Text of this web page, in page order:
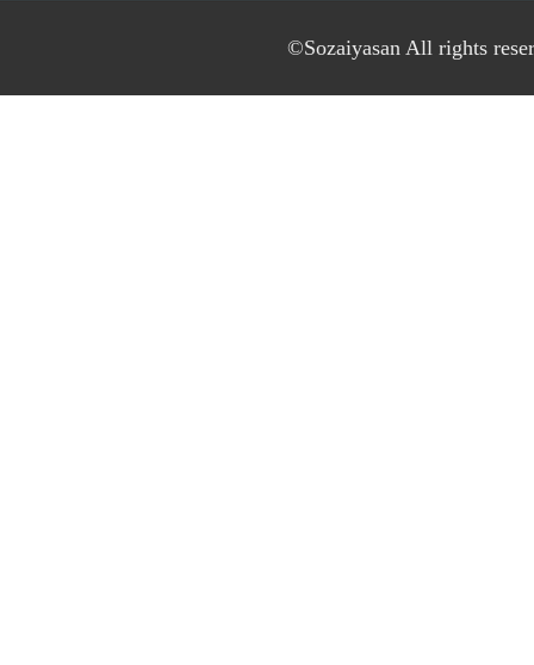
©Sozaiyasan All rights